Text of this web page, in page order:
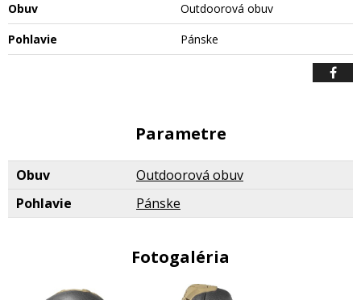
Obuv
Outdoorová obuv
Pohlavie
Pánske
Parametre
Obuv
Outdoorová obuv
Pohlavie
Pánske
Fotogaléria